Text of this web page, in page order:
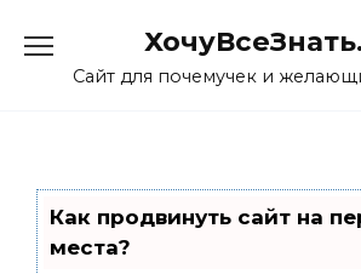
contentСайт для почемучек и
Как продвинуть сайт на
места?